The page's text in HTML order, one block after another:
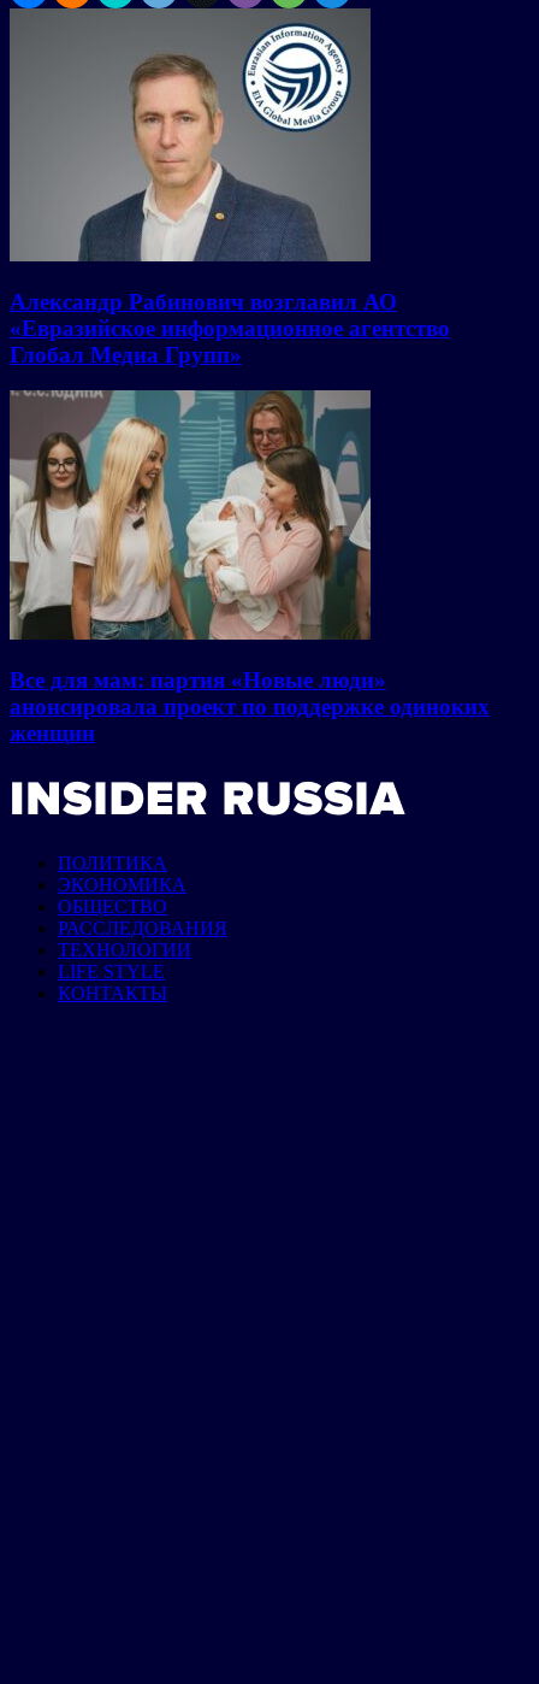
Александр Рабинович возглавил АО
«Евразийское информационное агентство
Глобал Медиа Групп»
Все для мам: партия «Новые люди»
анонсировала проект по поддержке одиноких
женщин
ПОЛИТИКА
ЭКОНОМИКА
ОБЩЕСТВО
РАССЛЕДОВАНИЯ
ТЕХНОЛОГИИ
LIFE STYLE
КОНТАКТЫ